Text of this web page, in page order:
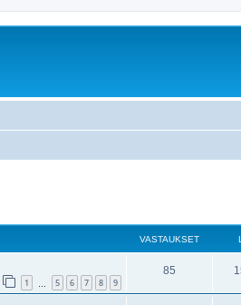
VASTAUKSET
1 5 6 7 8 9
85